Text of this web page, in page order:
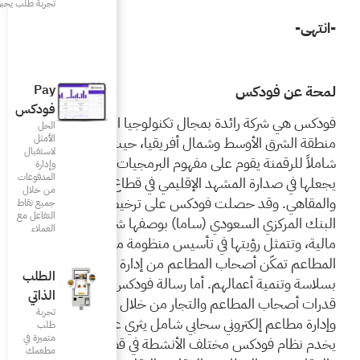
Pay
الحل
الأمثل
لاستقبال
وإدارة
المدفوعات
من خلال
جميع نقاط
التفاعل مع
العملاء
الطلب
الذاتي
تجربة
طلب
متميزة في
مطعمك‎
المطاعم في
حيث تقدم نظاماً
البرمجيات كخدمة بما
في قطاع المطاعم
على ترخيص رسمي من
بوصفها شركة تكنولوجيا
منظومة متكاملة لإدارة
من إدارة عملياتهم
فودكس فتتمثل في تعزيز
من خلال نظام نقاط بيع
يثري عملياتهم اليومية.
في قطاع المطاعم